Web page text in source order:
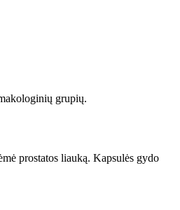
grupių.
prostatos liauką. Kapsulės gydo